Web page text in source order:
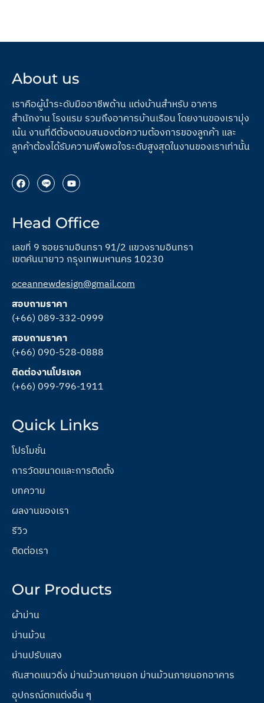
About us
เราคือผู้นำระดับมืออาชีพด้าน แต่งบ้านสำหรับ อาคาร
สำนักงาน โรงแรม รวมถึงอาคารบ้านเรือน โดยงานของเรามุ่ง
เน้น งานที่ดีต้องตอบสนองต่อความต้องการของลูกค้า และ
ลูกค้าต้องได้รับความพึงพอใจระดับสูงสุดในงานของเราเท่านั้น
Head Office
เลขที่ 9 ซอยรามอินทรา 91/2 แขวงรามอินทรา
เขตคันนายาว กรุงเทพมหานคร 10230
oceannewdesign@gmail.com
สอบถามราคา
(+66) 089-332-0999
สอบถามราคา
(+66) 090-528-0888
ติดต่องานโปรเจค
(+66) 099-796-1911
Quick Links
โปรโมชั่น
การวัดขนาดและการติดตั้ง
บทความ
ผลงานของเรา
รีวิว
ติดต่อเรา
Our Products
ผ้าม่าน
ม่านม้วน
ม่านปรับแสง
กันสาดแนวดิ่ง ม่านม้วนภายนอก ม่านม้วนภายนอกอาคาร
อุปกรณ์ตกแต่งอื่น ๆ